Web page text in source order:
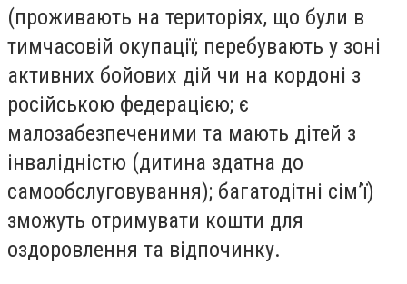
(проживають на територіях, що були в
тимчасовій окупації; перебувають у зоні
активних бойових дій чи на кордоні з
російською федерацією; є
малозабезпеченими та мають дітей з
інвалідністю (дитина здатна до
самообслуговування); багатодітні сім’ї)
зможуть отримувати кошти для
оздоровлення та відпочинку.